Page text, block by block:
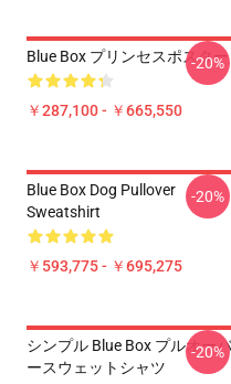
Blue Box プリンセスポスター
￥287,100 - ￥665,550
-20%
Blue Box Dog Pullover
Sweatshirt
￥593,775 - ￥695,275
-20%
シンプル Blue Box プルオーバ
ースウェットシャツ
-20%